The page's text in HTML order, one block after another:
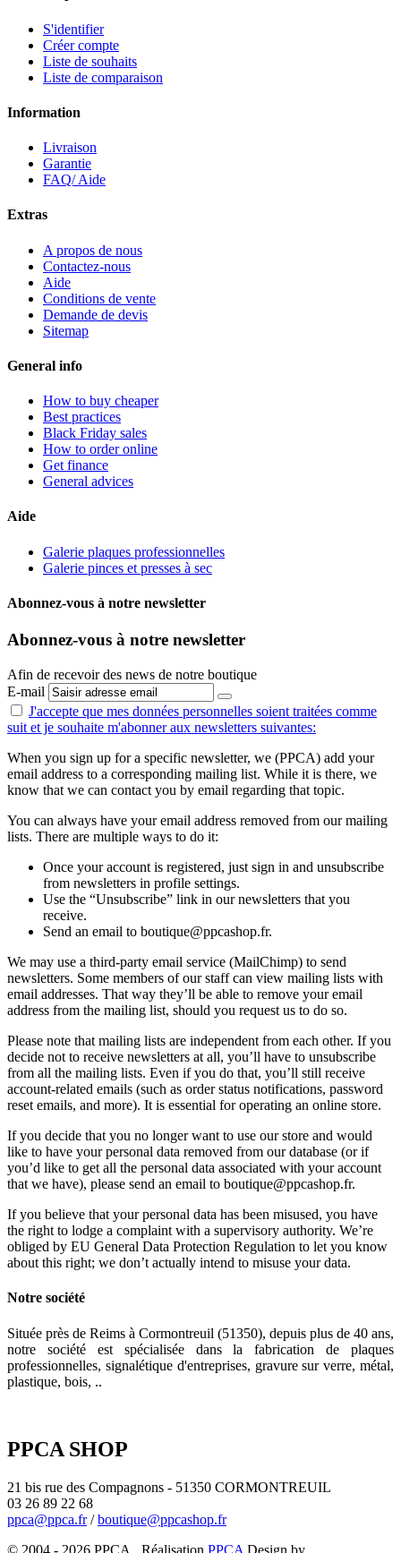
S'identifier
Créer compte
Liste de souhaits
Liste de comparaison
Information
Livraison
Garantie
FAQ/ Aide
Extras
A propos de nous
Contactez-nous
Aide
Conditions de vente
Demande de devis
Sitemap
General info
How to buy cheaper
Best practices
Black Friday sales
How to order online
Get finance
General advices
Aide
Galerie plaques professionnelles
Galerie pinces et presses à sec
Abonnez-vous à notre newsletter
Abonnez-vous à notre newsletter
Afin de recevoir des news de notre boutique
E-mail
J'accepte que mes données personnelles soient traitées comme
suit et je souhaite m'abonner aux newsletters suivantes:
When you sign up for a specific newsletter, we (PPCA) add your
email address to a corresponding mailing list. While it is there, we
know that we can contact you by email regarding that topic.
You can always have your email address removed from our mailing
lists. There are multiple ways to do it:
Once your account is registered, just sign in and unsubscribe
from newsletters in profile settings.
Use the “Unsubscribe” link in our newsletters that you
receive.
Send an email to boutique@ppcashop.fr.
We may use a third-party email service (MailChimp) to send
newsletters. Some members of our staff can view mailing lists with
email addresses. That way they’ll be able to remove your email
address from the mailing list, should you request us to do so.
Please note that mailing lists are independent from each other. If you
decide not to receive newsletters at all, you’ll have to unsubscribe
from all the mailing lists. Even if you do that, you’ll still receive
account-related emails (such as order status notifications, password
reset emails, and more). It is essential for operating an online store.
If you decide that you no longer want to use our store and would
like to have your personal data removed from our database (or if
you’d like to get all the personal data associated with your account
that we have), please send an email to boutique@ppcashop.fr.
If you believe that your personal data has been misused, you have
the right to lodge a complaint with a supervisory authority. We’re
obliged by EU General Data Protection Regulation to let you know
about this right; we don’t actually intend to misuse your data.
Notre société
Située près de Reims à Cormontreuil (51350), depuis plus de 40 ans,
notre société est spécialisée dans la fabrication de plaques
professionnelles, signalétique d'entreprises, gravure sur verre, métal,
plastique, bois, ..
PPCA SHOP
21 bis rue des Compagnons - 51350 CORMONTREUIL
03 26 89 22 68
ppca@ppca.fr/boutique@ppcashop.fr